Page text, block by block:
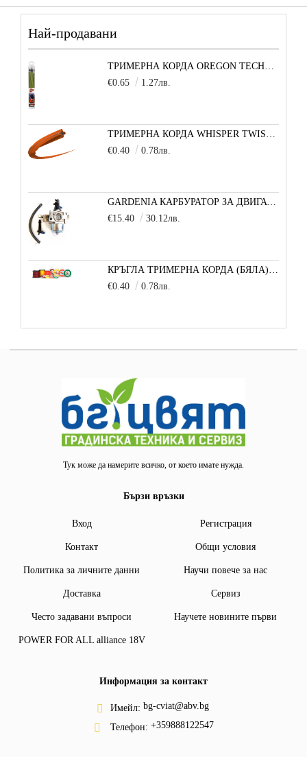
Най-продавани
ТРИМЕРНА КОРДА OREGON TECHNI-BLADE 6,0 ММ Х 26 СМ - 1 БРОЙ
€0.65
1.27лв.
€0.40
0.78лв.
GARDENIA КАРБУРАТОР ЗА ДВИГАТЕЛ 5,5/6,5 К.С.
€15.40
30.12лв.
€0.40
0.78лв.
Тук може да намерите всичко, от което имате нужда.
Бързи връзки
Вход Регистрация
Контакт Общи условия
Политика за личните данни Научи повече за нас
Доставка Сервиз
Често задавани въпроси Научете новините първи
POWER FOR ALL alliance 18V
Информация за контакт
Имейл: bg-cviat@abv.bg
Телефон: +359888122547